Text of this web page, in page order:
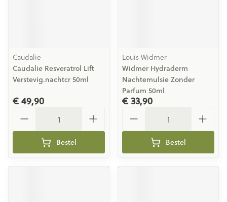
Caudalie
Caudalie Resveratrol Lift
Verstevig.nachtcr 50ml
€ 49,90
Bestel
Louis Widmer
Widmer Hydraderm
Nachtemulsie Zonder
Parfum 50ml
€ 33,90
Bestel